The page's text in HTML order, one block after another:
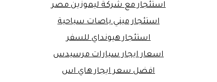
استئجار مع شركة ليموزين مصر
استئجار ميني باصات سياحية
استئجار هيونداي للسفر
اسعار ايجار سيارات مرسيدس
افضل سعر ايجار هاي اس